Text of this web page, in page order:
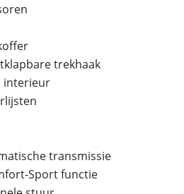
trekhaak
interieur
transmissie
Sport functie